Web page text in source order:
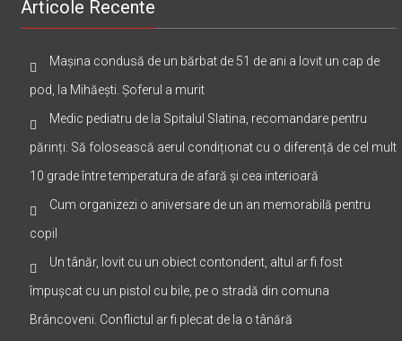
Articole Recente
Mașina condusă de un bărbat de 51 de ani a lovit un cap de
pod, la Mihăești. Șoferul a murit
Medic pediatru de la Spitalul Slatina, recomandare pentru
părinți: Să folosească aerul condiționat cu o diferență de cel mult
10 grade între temperatura de afară și cea interioară
Cum organizezi o aniversare de un an memorabilă pentru
copil
Un tânăr, lovit cu un obiect contondent, altul ar fi fost
împușcat cu un pistol cu bile, pe o stradă din comuna
Brâncoveni. Conflictul ar fi plecat de la o tânără